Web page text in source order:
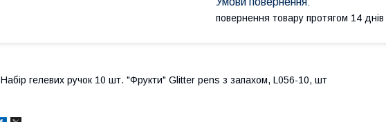
повернення товару протягом 14 днів
Набір гелевих ручок 10 шт. "Фрукти" Glitter pens з запахом, L056-10, шт